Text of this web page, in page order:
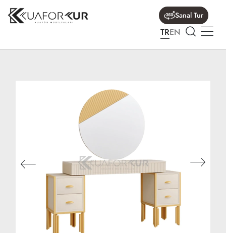
Sanal Tur
TREN